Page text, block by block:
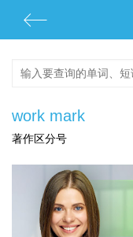
work mark
著作区分号